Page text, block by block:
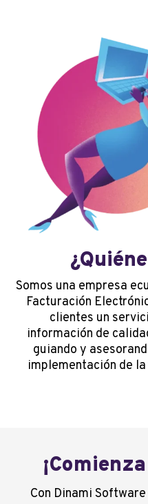
Somos una empresa
Facturación
clientes un
información de
guiando y
implementación de
Con Dinami